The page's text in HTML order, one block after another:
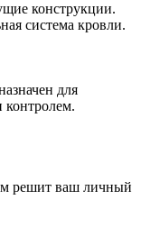
конструкции.
система кровли.
для
контролем.
решит ваш личный